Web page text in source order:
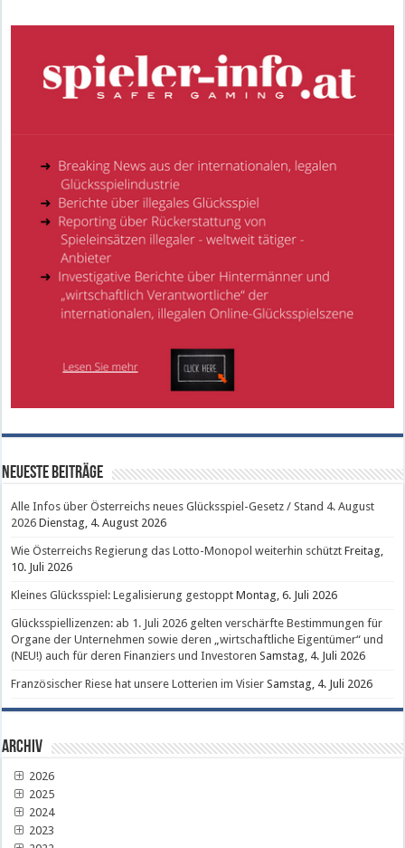
Neueste Beiträge
Alle Infos über Österreichs neues Glücksspiel-Gesetz / Stand 4. August
2026 Dienstag, 4. August 2026
Wie Österreichs Regierung das Lotto-Monopol weiterhin schützt Freitag,
10. Juli 2026
Kleines Glücksspiel: Legalisierung gestoppt Montag, 6. Juli 2026
Glücksspiellizenzen: ab 1. Juli 2026 gelten verschärfte Bestimmungen für
Organe der Unternehmen sowie deren „wirtschaftliche Eigentümer“ und
(NEU!) auch für deren Finanziers und Investoren Samstag, 4. Juli 2026
Französischer Riese hat unsere Lotterien im Visier Samstag, 4. Juli 2026
Archiv
2026
2025
2024
2023